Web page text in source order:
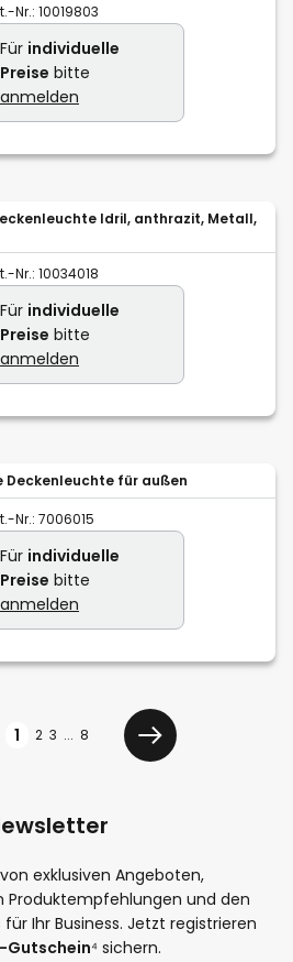
Nr.: 10019803
Für individuelle
Preise bitte
anmelden
Idril, anthrazit, Metall,
Nr.: 10034018
Für individuelle
Preise bitte
anmelden
Deckenleuchte für außen
Nr.: 7006015
Für individuelle
Preise bitte
anmelden
1 2 3 ... 8
Weiter
exklusiven Angeboten,
und den
Ihr Business. Jetzt registrieren
Gutschein⁴ sichern.